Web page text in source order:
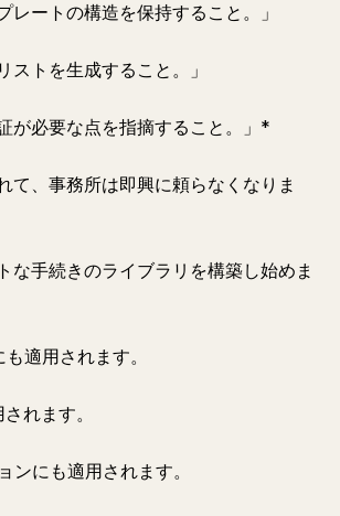
レートの構造を保持すること。」
ストを生成すること。」
が必要な点を指摘すること。」*
て、事務所は即興に頼らなくなりま
な手続きのライブラリを構築し始めま
適用されます。
れます。
ンにも適用されます。